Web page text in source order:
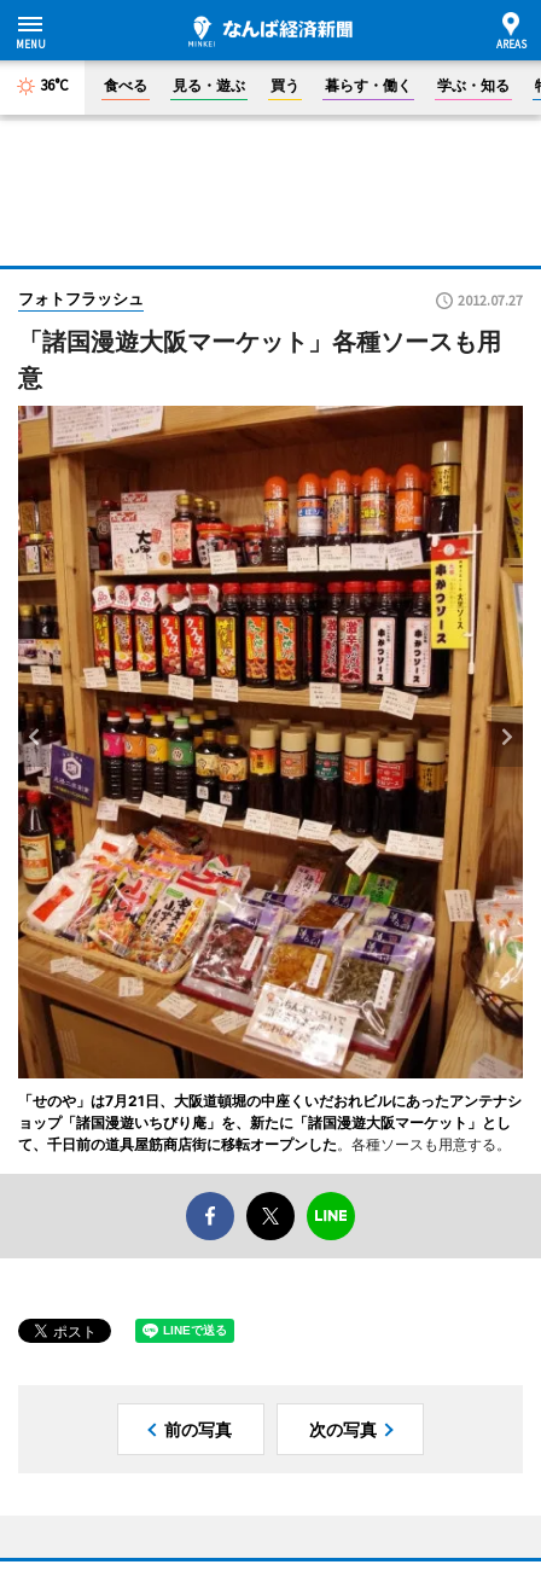
36°C 食べる 見る・遊ぶ 買う 暮らす・働く 学ぶ・知る
フォトフラッシュ 2012.07.27
「諸国漫遊大阪マーケット」各種ソースも用
意
「せのや」は7月21日、大阪道頓堀の中座くいだおれビルにあったアンテナシ
ョップ「諸国漫遊いちびり庵」を、新たに「諸国漫遊大阪マーケット」とし
て、千日前の道具屋筋商店街に移転オープンした。各種ソースも用意する。
前の写真 次の写真